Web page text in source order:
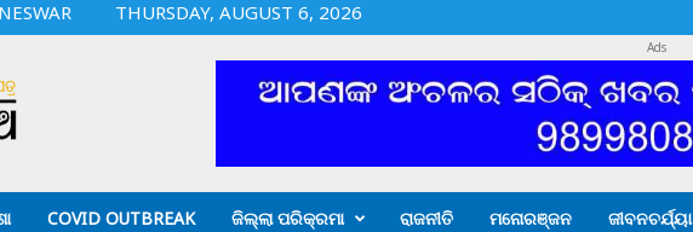
THURSDAY, AUGUST 6, 2026
Ads
COVID OUTBREAK ଜିଲ୍ଲା ପରିକ୍ରମା ରାଜନୀତି ମନୋରଞ୍ଜନ ଜୀବନଚର୍ଯ୍ୟା